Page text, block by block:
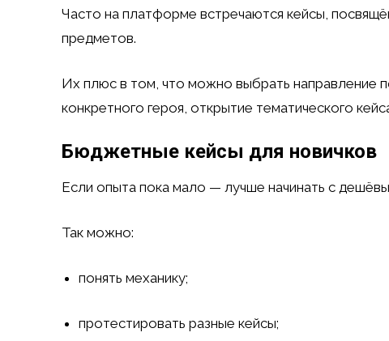
Часто на платформе встречаются кейсы,
предметов.
Их плюс в том, что можно выбрать направление
конкретного героя, открытие тематического
Бюджетные кейсы для новичков
Если опыта пока мало — лучше начинать с
Так можно:
понять механику;
протестировать разные кейсы;